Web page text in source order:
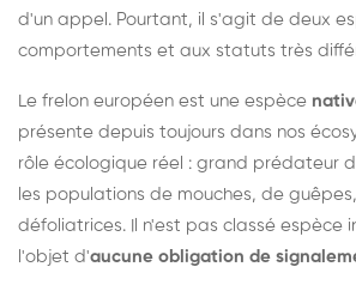
d'un appel. Pourtant, il s'agit de deux
comportements et aux statuts très
Le frelon européen est une espèce
présente depuis toujours dans nos
rôle écologique réel : grand prédateur
les populations de mouches, de
défoliatrices. Il n'est pas classé espèce
l'objet d'aucune obligation de